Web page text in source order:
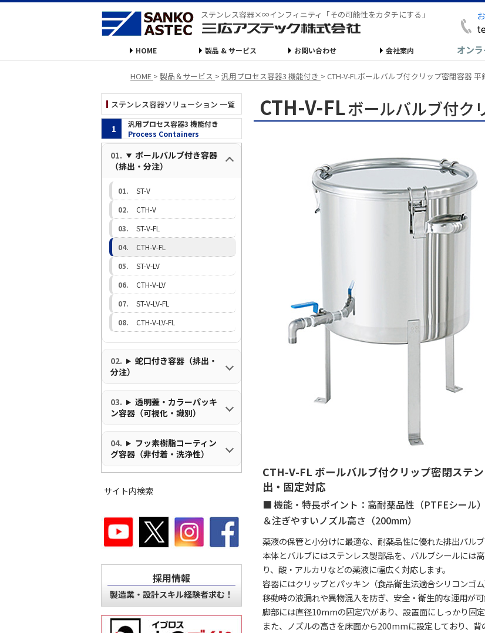
ステンレス容器×∞インフィニティ「その可能性をカタチにする」
HOME 製品 & サービス お問い合わせ 会社案内 オン
HOME > 製品＆サービス > 汎用プロセス容器3 機能付き > CTH-V-FLボールバルブ付クリップ密閉容器 平
CTH-V-FLボールバルブ付ク
CTH-V-FL ボールバルブ付クリップ密閉ステ
出・固定対応
機能・特長ポイント：高耐薬品性（PTFEシール
＆注ぎやすいノズル高さ（200mm）
薬液の保管と小分けに最適な、耐薬品性に優れた排出バル
本体とバルブにはステンレス製部品を、バルブシールには
り、酸・アルカリなどの薬液に幅広く対応します。
容器にはクリップとパッキン（食品衛生法適合シリコンゴ
移動時の液漏れや異物混入を防ぎ、安全・衛生的な運用が可
脚部には直径10mmの固定穴があり、設置面にしっかり固
また、ノズルの高さを床面から200mmに設定しており、
ステンレス容器ソリューション 一覧
汎用プロセス容器3 機能付き
Process Containers
1
ボールバルブ付き容器
（排出・分注）
ST-V
CTH-V
ST-V-FL
CTH-V-FL
ST-V-LV
CTH-V-LV
ST-V-LV-FL
CTH-V-LV-FL
蛇口付き容器（排出・
分注）
透明蓋・カラーパッキ
ン容器（可視化・識別）
フッ素樹脂コーティン
グ容器（非付着・洗浄性）
サイト内検索
採用情報
製造業・設計スキル経験者求む！